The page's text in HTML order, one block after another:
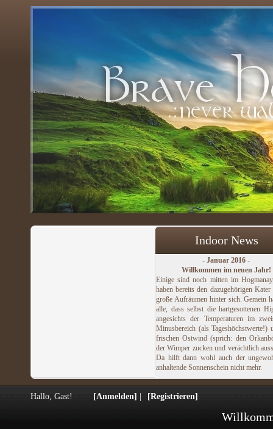
Indoor News
- Januar 2016 -
Willkommen im neuen Jahr!
Einige sind noch mitten im
haben bereits den dazugehörigen Kater
große Aufräumen hinter sich. Gemein
alle, dass selbst die hartgesottenen
angesichts der Temperaturen im
Minusbereich (als Tageshöchstwerte!)
frischen Ostwind (sprich: den
der Wimper zucken und verächtlich
Da hilft dann wohl auch der
anhaltende Sonnenschein nicht mehr.
Hallo, Gast! [Anmelden] [Registrieren]